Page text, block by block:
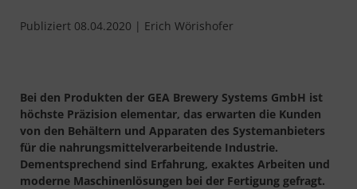
Publiziert 08.04.2020 | Erich Wörishofer
Bei den Produkten der GEA Brewery Systems GmbH ist
höchste Präzision elementar, das erwarten die Kunden
von den Behältern und Apparaten des Systemanbieters
für die nahrungsmittelverarbeitende Industrie.
Dementsprechend sind Erfahrung, exaktes Arbeiten und
moderne Maschinenlösungen bei der Fertigung gefragt.